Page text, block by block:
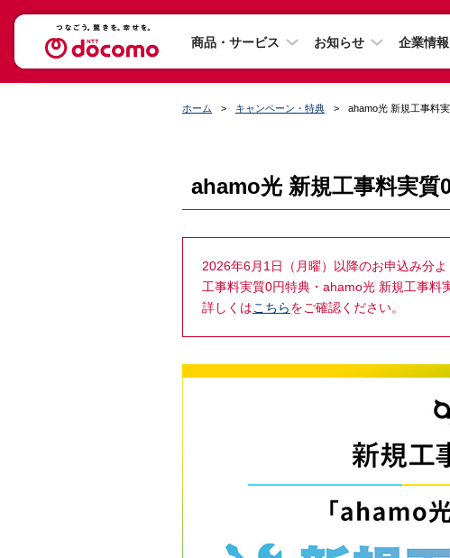
商品・サービス お知らせ 企業情報
ホーム キャンペーン・特典 ahamo光 新規工事料
ahamo光 新規工事料実質
2026年6月1日（月曜）以降のお申込み分
工事料実質0円特典・ahamo光 新規工事料
詳しくはこちらをご確認ください。